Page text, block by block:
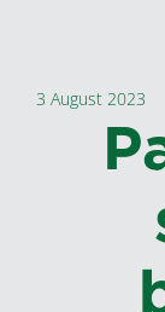
3 August 2023